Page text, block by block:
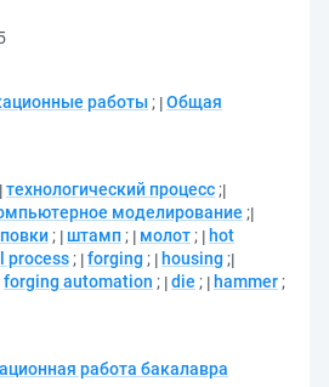
работы ; Общая
технологический процесс ;
моделирование ;
; штамп ; молот ;
hot
process ; forging ; housing ;
forging automation ; die ; hammer ;
работа бакалавра